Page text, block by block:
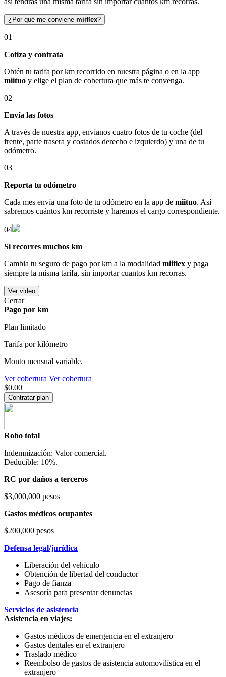
¿Por qué me conviene miiflex?
01
Cotiza y contrata
Obtén tu tarifa por km recorrido en nuestra página o en la app
miituo y elige el plan de cobertura que más te convenga.
02
Envía las fotos
A través de nuestra app, envíanos cuatro fotos de tu coche (del
frente, parte trasera y costados derecho e izquierdo) y una de tu
odómetro.
03
Reporta tu odómetro
Cada mes envía una foto de tu odómetro en la app de miituo. Así
sabremos cuántos km recorriste y haremos el cargo correspondiente.
04
Si recorres muchos km
Cambia tu seguro de pago por km a la modalidad miiflex y paga
siempre la misma tarifa, sin importar cuantos km recorras.
Ver video
Cerrar
Pago por km
Plan limitado
Tarifa por kilómetro
Monto mensual variable.
Ver cobertura Ver cobertura
$0.00
Contratar plan
Robo total
Indemnización: Valor comercial.
Deducible: 10%.
RC por daños a terceros
$3,000,000 pesos
Gastos médicos ocupantes
$200,000 pesos
Defensa legal/jurídica
Liberación del vehículo
Obtención de libertad del conductor
Pago de fianza
Asesoría para presentar denuncias
Servicios de asistencia
Asistencia en viajes:
Gastos médicos de emergencia en el extranjero
Gastos dentales en el extranjero
Traslado médico
Reembolso de gastos de asistencia automovilística en el
extranjero